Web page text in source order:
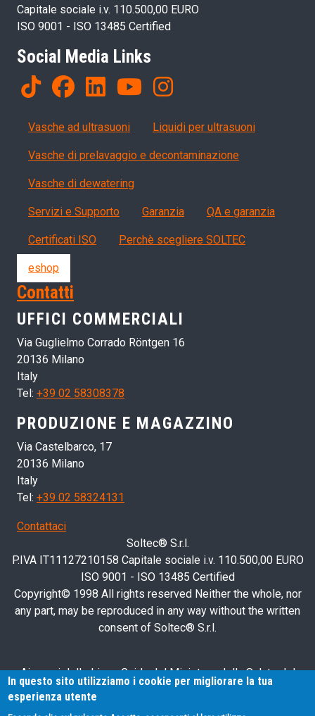
Capitale sociale i.v. 110.500,00 EURO
ISO 9001 - ISO 13485 Certified
Social Media Links
Products
Vasche ad ultrasuoni Liquidi per ultrasuoni
Vasche di prelavaggio e decontaminazione
Vasche di dewatering
Servizi, garanzia, QA
Servizi e Supporto Garanzia QA e garanzia
Certificati ISO Perchè scegliere SOLTEC
eshop
Contatti
UFFICI COMMERCIALI
Via Guglielmo Corrado Röntgen 16
20136 Milano
Italy
Tel: +39 02 58308378
PRODUZIONE E MAGAZZINO
Via Castelbarco, 17
20136 Milano
Italy
Tel: +39 02 58324131
Contattaci
Soltec® S.r.l.
P.IVA IT11127210158 Capitale sociale i.v. 110.500,00 EURO
ISO 9001 - ISO 13485 Certified
Copyright© 1998 All rights reserved Neither the whole, nor
any part, may be reproduced in any way without the written
consent of Soltec® S.r.l.
Ai sensi delle Linee Guida del Ministero della Salute del
28/03/2013, relative alla pubblicità sanitaria concernente i
dispositivi medici, dispositivi medico-diagnostici in vitro e
In questo sito utilizziamo i cookie per migliorare la tua
esperienza utente